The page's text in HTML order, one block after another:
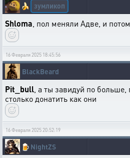
🍌 зумликоп
Shloma , пол меняли Адве, и
16 Февраля 2025 18:45:56
BlackBeard
Pit_bull , а ты завидуй по
столько донатить как они
16 Февраля 2025 20:52:19
🍺 NightZS